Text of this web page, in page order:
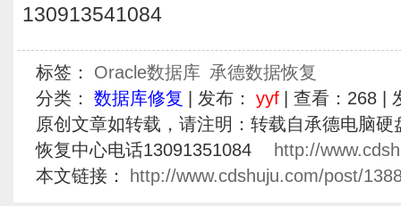
130913541084
标签： Oracle数据库 承德数据恢复
分类：
数据库修复 | 发布： yyf | 查看： 268 |
原创文章如转载，请注明：转载自承德电脑
恢复中心电话13091351084
http://
本文链接：
http://www.cdshuju.com/post/